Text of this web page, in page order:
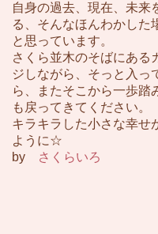
自身の過去、現在、未来
る、そんなほんわかした
と思っています。
さくら並木のそばにある
ジしながら、そっと入っ
ら、またそこから一歩踏
も戻ってきてください。
キラキラした小さな幸せ
ように☆
by
さくらいろ